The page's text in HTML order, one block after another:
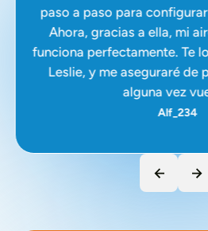
paso a paso para
Ahora, gracias a ella, mi
funciona perfectamente. Te
Leslie, y me aseguraré de
alguna vez
Alf_234